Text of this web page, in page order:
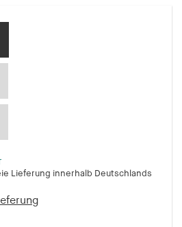
Lieferung innerhalb Deutschlands